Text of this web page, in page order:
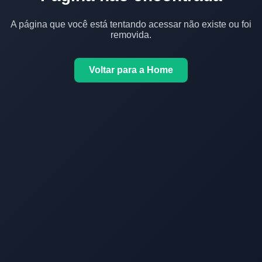
A página que você está tentando acessar não existe ou foi
removida.
Voltar para a Home